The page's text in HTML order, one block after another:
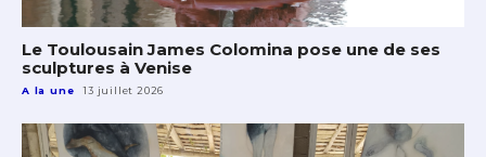
Le Toulousain James Colomina pose une de ses
sculptures à Venise
A la une 13 juillet 2026